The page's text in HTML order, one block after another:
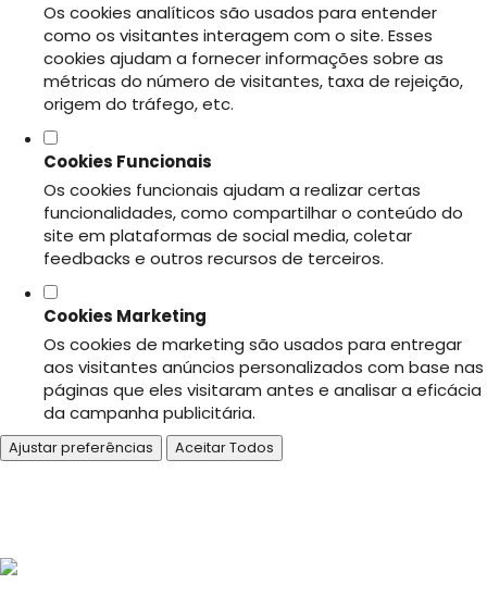
Os cookies analíticos são usados para entender
como os visitantes interagem com o site. Esses
cookies ajudam a fornecer informações sobre as
métricas do número de visitantes, taxa de rejeição,
origem do tráfego, etc.
Cookies Funcionais
Os cookies funcionais ajudam a realizar certas
funcionalidades, como compartilhar o conteúdo do
site em plataformas de social media, coletar
feedbacks e outros recursos de terceiros.
Cookies Marketing
Os cookies de marketing são usados para entregar
aos visitantes anúncios personalizados com base nas
páginas que eles visitaram antes e analisar a eficácia
da campanha publicitária.
Ajustar preferências Aceitar Todos